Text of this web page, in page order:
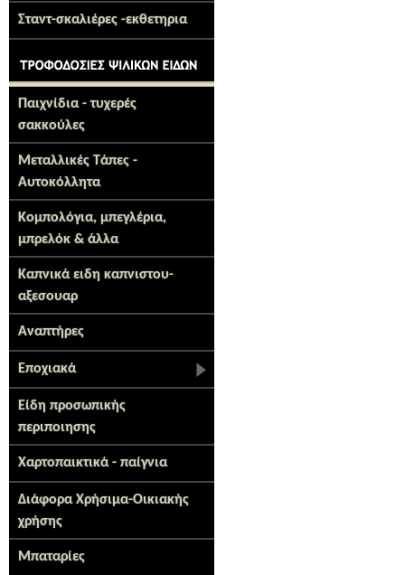
Σταντ-σκαλιέρες -εκθετηρια
Παιχνίδια - τυχερές
σακκούλες
Μεταλλικές Τάπες -
Αυτοκόλλητα
Κομπολόγια, μπεγλέρια,
μπρελόκ & άλλα
Καπνικά ειδη καπνιστου-
αξεσουαρ
Αναπτήρες
Εποχιακά
Είδη προσωπικής
περιποιησης
Χαρτοπαικτικά - παίγνια
Διάφορα Χρήσιμα-Οικιακής
χρήσης
Μπαταρίες